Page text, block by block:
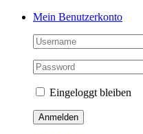
Zum
springen
Facebook
Instagram
Pinterest
Tiktok
YouTubeMein Benutzerkonto
Eingeloggt bleiben